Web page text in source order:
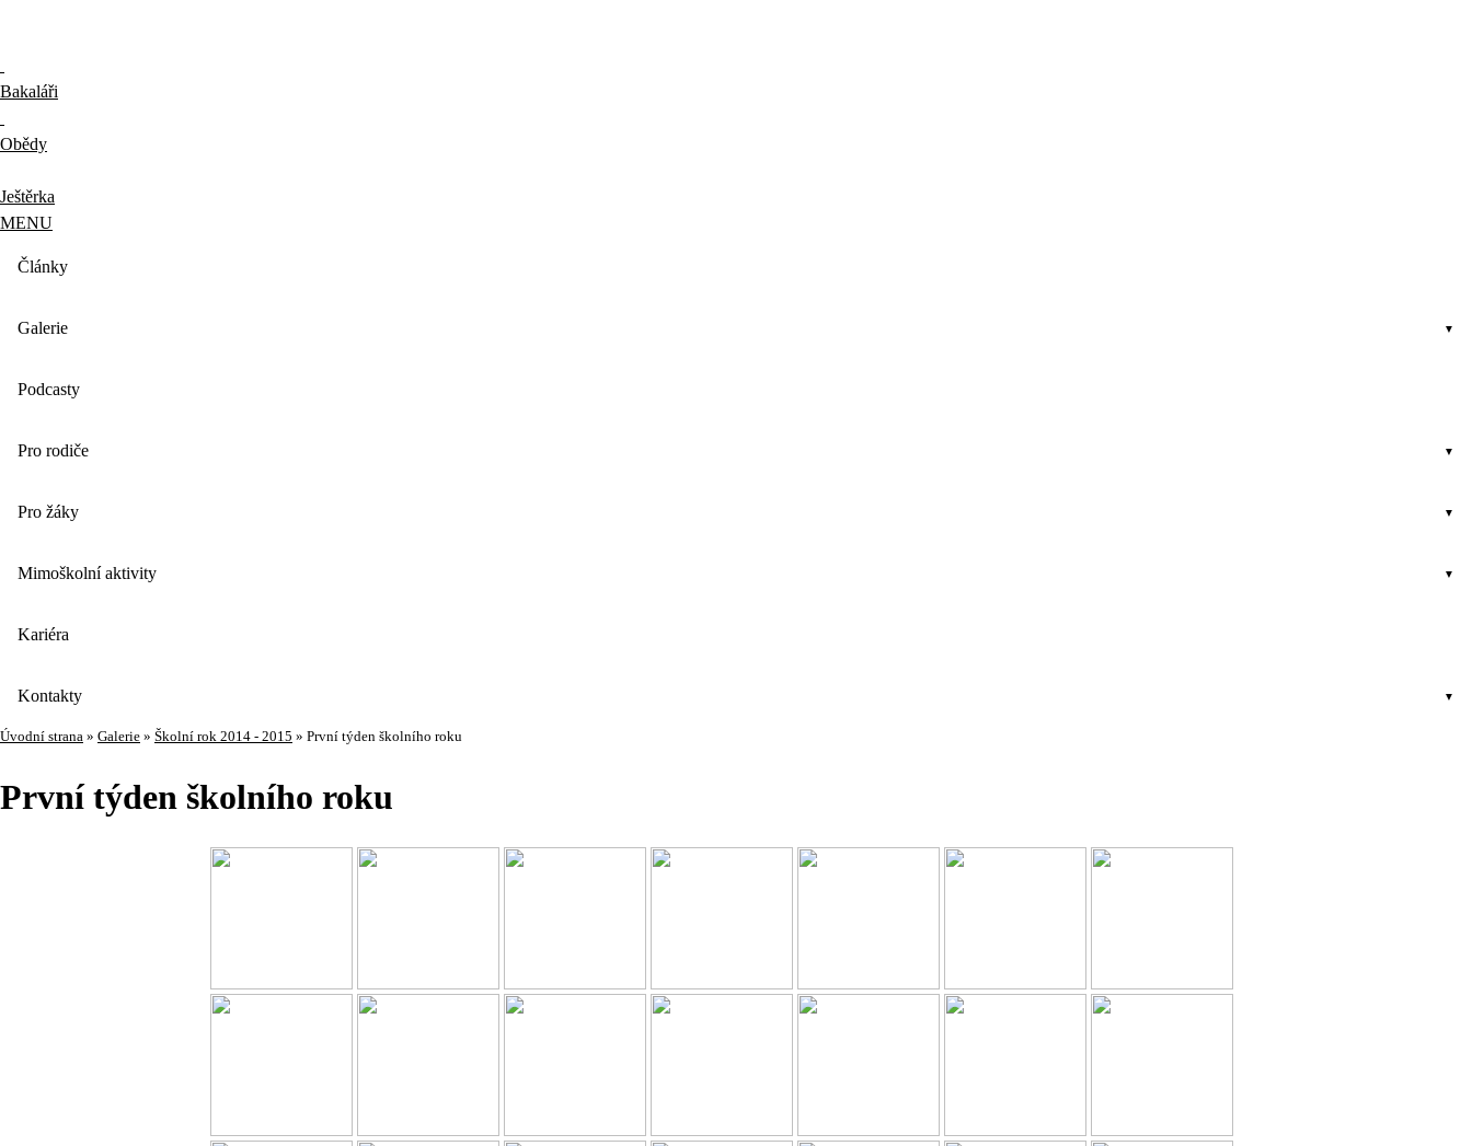
Bakaláři
Obědy
Ještěrka
MENU
Články
Galerie
Podcasty
Pro rodiče
Pro žáky
Mimoškolní aktivity
Kariéra
Kontakty
Úvodní strana » Galerie » Školní rok 2014 - 2015 » První týden školního roku
První týden školního roku